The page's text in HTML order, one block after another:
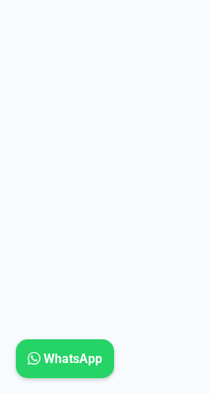
WhatsApp